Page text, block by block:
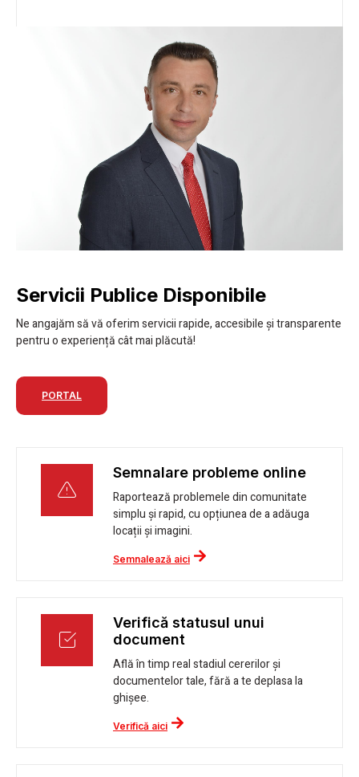
Servicii Publice Disponibile
Ne angajăm să vă oferim servicii rapide, accesibile și transparente
pentru o experiență cât mai plăcută!
PORTAL
Semnalare probleme online
Raportează problemele din comunitate
simplu și rapid, cu opțiunea de a adăuga
locații și imagini.
Semnalează aici
Verifică statusul unui
document
Află în timp real stadiul cererilor și
documentelor tale, fără a te deplasa la
ghișee.
Verifică aici